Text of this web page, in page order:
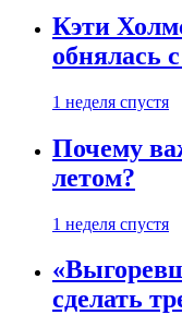
Кэти
обнялась
1 неделя спустя
Почему
летом?
1 неделя спустя
сделать